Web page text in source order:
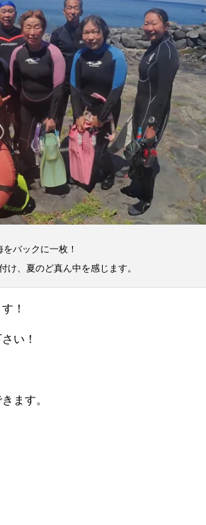
バックに一枚！
け、夏のど真ん中を感じます。
！
い！
ます。